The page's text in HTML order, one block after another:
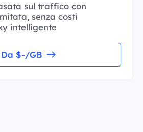
sul traffico con
senza costi
intelligente
Da $-/GB